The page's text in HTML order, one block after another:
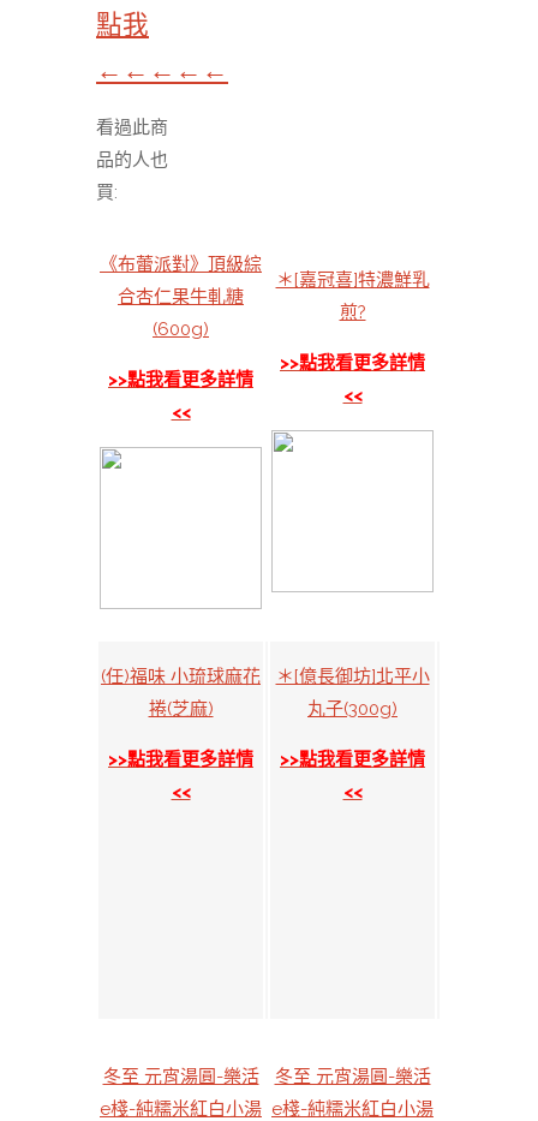
點我
←←←←←
看過此商
品的人也
買:
《布蕾派對》頂級綜
合杏仁果牛軋糖
(600g)
>>點我看更多詳情
<<
＊[嘉冠喜]特濃鮮乳
煎?
>>點我看更多詳情
<<
(任)福味 小琉球麻花
捲(芝麻)
>>點我看更多詳情
<<
＊[億長御坊]北平小
丸子(300g)
>>點我看更多詳情
<<
冬至 元宵湯圓-樂活
e棧-純糯米紅白小湯
冬至 元宵湯圓-樂活
e棧-純糯米紅白小湯